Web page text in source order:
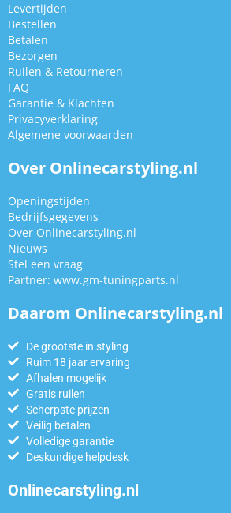
Levertijden
Bestellen
Betalen
Bezorgen
Ruilen & Retourneren
FAQ
Garantie & Klachten
Privacyverklaring
Algemene voorwaarden
Over Onlinecarstyling.nl
Openingstijden
Bedrijfsgegevens
Over Onlinecarstyling.nl
Nieuws
Stel een vraag
Partner: www.gm-tuningparts.nl
Daarom Onlinecarstyling.nl
De grootste in styling
Ruim 18 jaar ervaring
Afhalen mogelijk
Gratis ruilen
Scherpste prijzen
Veilig betalen
Volledige garantie
Deskundige helpdesk
Onlinecarstyling.nl